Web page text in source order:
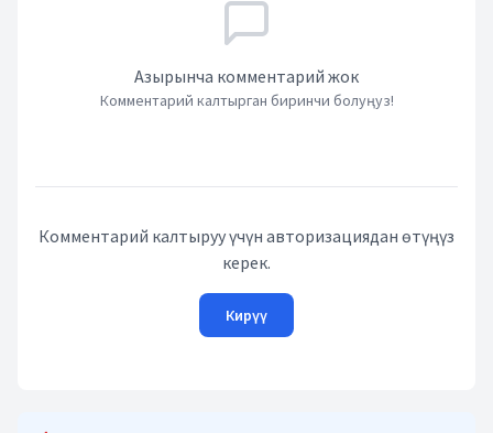
Азырынча комментарий жок
Комментарий калтырган биринчи болуңуз!
Комментарий калтыруу үчүн авторизациядан өтүңүз
керек.
Кирүү